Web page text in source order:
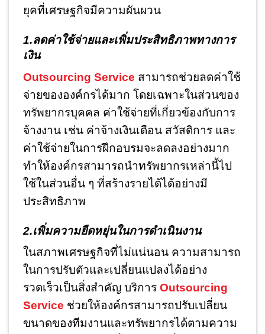
ยุคที่เศรษฐกิจมีความผันผวน
1.ลดค่าใช้จ่ายและเพิ่มประสิทธิภาพทางการ
เงิน
Outsourcing Service สามารถช่วยลดค่าใช้
จ่ายขององค์กรได้มาก โดยเฉพาะในส่วนของ
ทรัพยากรบุคคล ค่าใช้จ่ายที่เกี่ยวข้องกับการ
จ้างงาน เช่น ค่าจ้างเงินเดือน สวัสดิการ และ
ค่าใช้จ่ายในการฝึกอบรมจะลดลงอย่างมาก
ทำให้องค์กรสามารถนำทรัพยากรเหล่านี้ไป
ใช้ในส่วนอื่น ๆ ที่สร้างรายได้ได้อย่างมี
ประสิทธิภาพ
2.เพิ่มความยืดหยุ่นในการดำเนินงาน
ในสภาพเศรษฐกิจที่ไม่แน่นอน ความสามารถ
ในการปรับตัวและเปลี่ยนแปลงได้อย่าง
รวดเร็วเป็นสิ่งสำคัญ บริการ Outsourcing
Service ช่วยให้องค์กรสามารถปรับเปลี่ยน
ขนาดของทีมงานและทรัพยากรได้ตามความ